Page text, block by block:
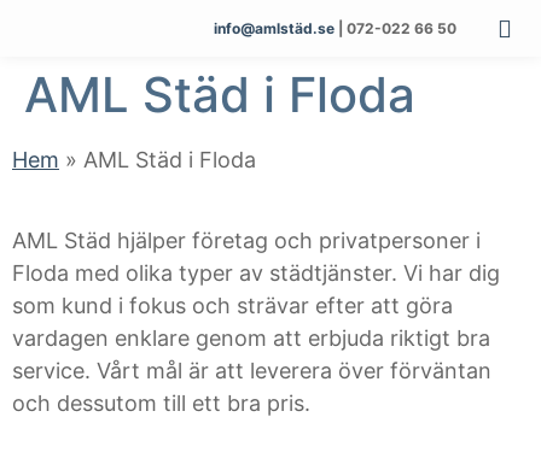
info@amlstäd.se| 072-022 66 50
AML Städ i Floda
Hem » AML Städ i Floda
AML Städ hjälper företag och privatpersoner i
Floda med olika typer av städtjänster. Vi har dig
som kund i fokus och strävar efter att göra
vardagen enklare genom att erbjuda riktigt bra
service. Vårt mål är att leverera över förväntan
och dessutom till ett bra pris.